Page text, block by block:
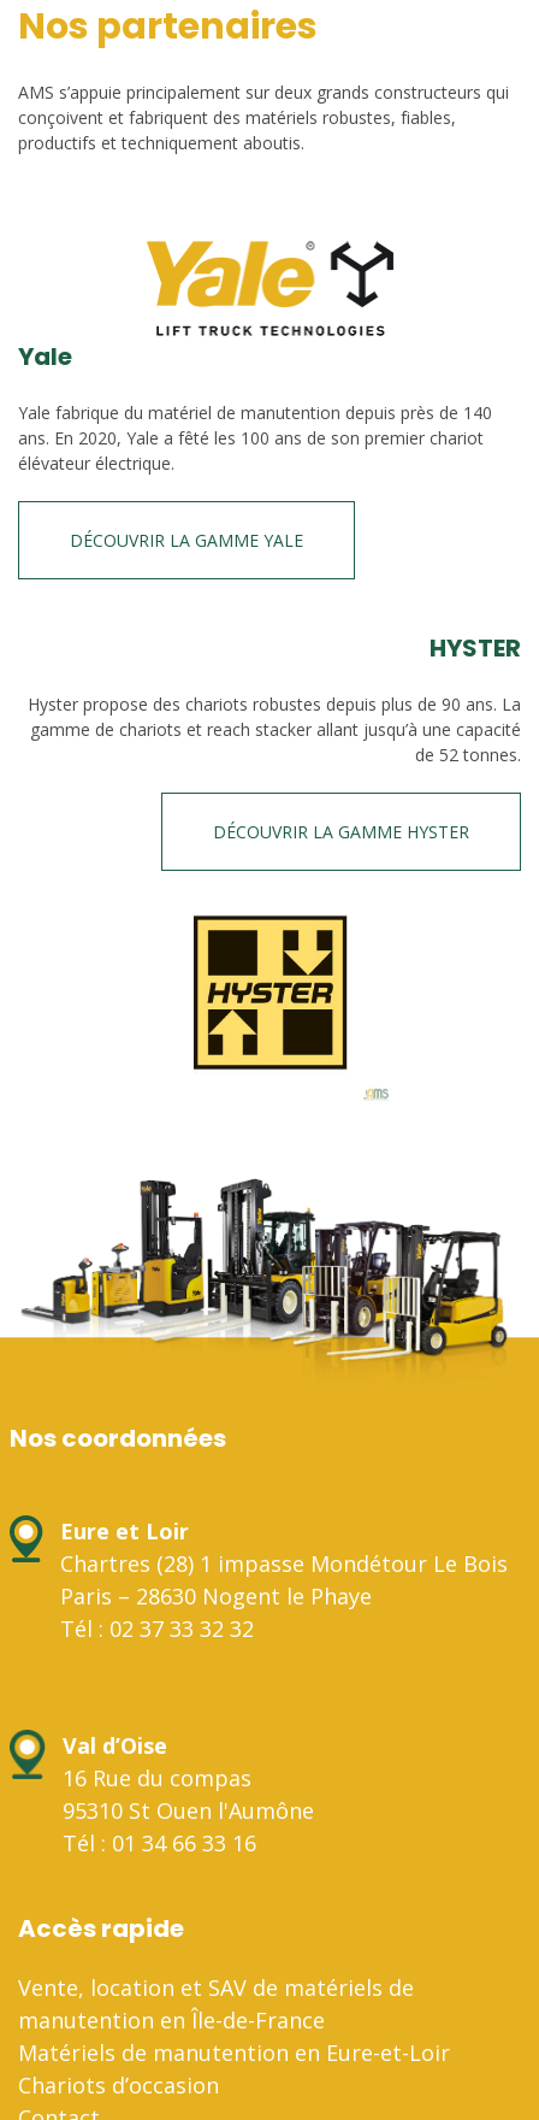
Nos partenaires
AMS s’appuie principalement sur deux grands constructeurs qui
conçoivent et fabriquent des matériels robustes, fiables,
productifs et techniquement aboutis.
Yale
Yale fabrique du matériel de manutention depuis près de 140
ans. En 2020, Yale a fêté les 100 ans de son premier chariot
élévateur électrique.
DÉCOUVRIR LA GAMME YALE
HYSTER
Hyster propose des chariots robustes depuis plus de 90 ans. La
gamme de chariots et reach stacker allant jusqu’à une capacité
de 52 tonnes.
DÉCOUVRIR LA GAMME HYSTER
Nos coordonnées
Eure et Loir
Chartres (28) 1 impasse Mondétour Le Bois
Paris – 28630 Nogent le Phaye
Tél : 02 37 33 32 32
Val d’Oise
16 Rue du compas
95310 St Ouen l'Aumône
Tél : 01 34 66 33 16
Accès rapide
Vente, location et SAV de matériels de
manutention en Île-de-France
Matériels de manutention en Eure-et-Loir
Chariots d’occasion